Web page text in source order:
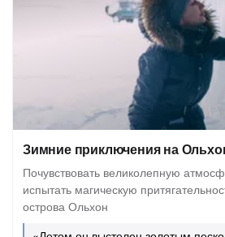
Зимние приключения на
Почувствовать великолепную
испытать магическую
острова Ольхон